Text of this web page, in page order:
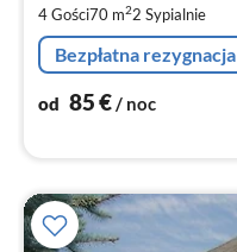
4 Gości70 m22 Sypialnie
Bezpłatna rezygnacja
od 85€ / noc